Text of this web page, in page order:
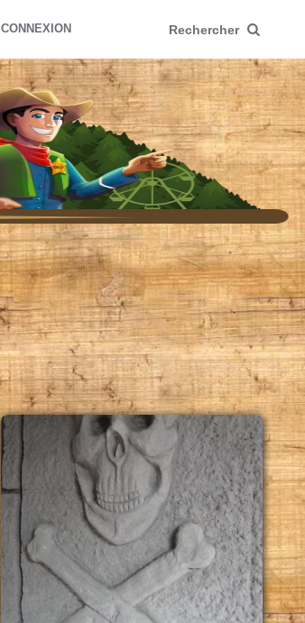
CONNEXION Rechercher